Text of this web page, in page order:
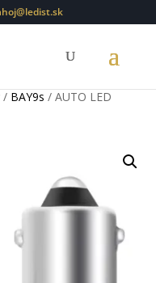
/ BAY9s / AUTO LED